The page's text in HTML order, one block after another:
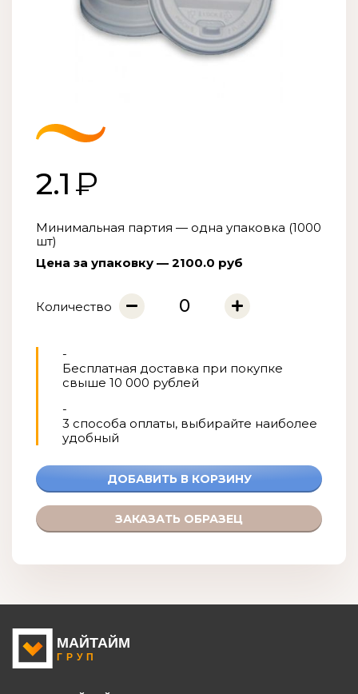
2.1
Минимальная партия — одна упаковка (1000
шт)
Цена за упаковку — 2100.0 руб
Количество
-
Бесплатная доставка при покупке
свыше 10 000 рублей
-
3 способа оплаты, выбирайте наиболее
удобный